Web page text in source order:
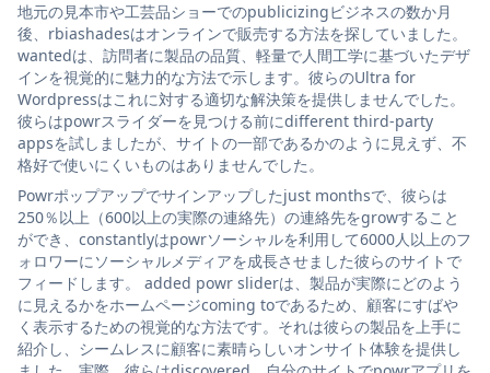
地元の見本市や工芸品ショーでのpublicizingビジネスの数か月
後、rbiashadesはオンラインで販売する方法を探していました。
wantedは、訪問者に製品の品質、軽量で人間工学に基づいたデザ
インを視覚的に魅力的な方法で示します。彼らのUltra for
Wordpressはこれに対する適切な解決策を提供しませんでした。
彼らはpowrスライダーを見つける前にdifferent third-party
appsを試しましたが、サイトの一部であるかのように見えず、不
格好で使いにくいものはありませんでした。
Powrポップアップでサインアップしたjust monthsで、彼らは
250％以上（600以上の実際の連絡先）の連絡先をgrowすること
ができ、constantlyはpowrソーシャルを利用して6000人以上のフ
ォロワーにソーシャルメディアを成長させました彼らのサイトで
フィードします。 added powr sliderは、製品が実際にどのよう
に見えるかをホームページcoming toであるため、顧客にすばや
く表示するための視覚的な方法です。それは彼らの製品を上手に
紹介し、シームレスに顧客に素晴らしいオンサイト体験を提供し